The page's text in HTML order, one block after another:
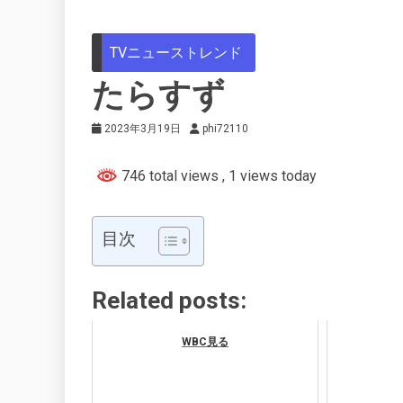
TVニューストレンド
たらすず
2023年3月19日 phi72110
746 total views , 1 views today
目次
Related posts:
WBC見る